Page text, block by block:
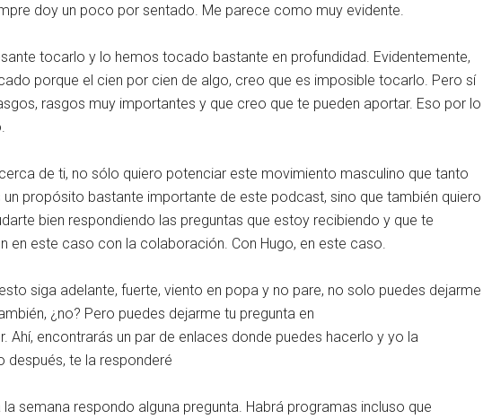
doy un poco por sentado. Me parece como muy evidente.
tocarlo y lo hemos tocado bastante en profundidad. Evidentemente,
porque el cien por cien de algo, creo que es imposible tocarlo. Pero sí
rasgos muy importantes y que creo que te pueden aportar. Eso por lo
de ti, no sólo quiero potenciar este movimiento masculino que tanto
un propósito bastante importante de este podcast, sino que también quiero
bien respondiendo las preguntas que estoy recibiendo y que te
en este caso con la colaboración. Con Hugo, en este caso.
siga adelante, fuerte, viento en popa y no pare, no solo puedes dejarme
¿no? Pero puedes dejarme tu pregunta en
encontrarás un par de enlaces donde puedes hacerlo y yo la
después, te la responderé
semana respondo alguna pregunta. Habrá programas incluso que